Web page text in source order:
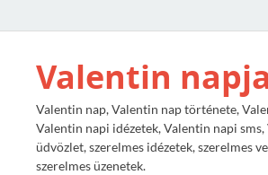
Valentin
Valentin nap, Valentin nap története,
Valentin napi idézetek, Valentin napi
üdvözlet, szerelmes idézetek, szerelmes
szerelmes üzenetek.